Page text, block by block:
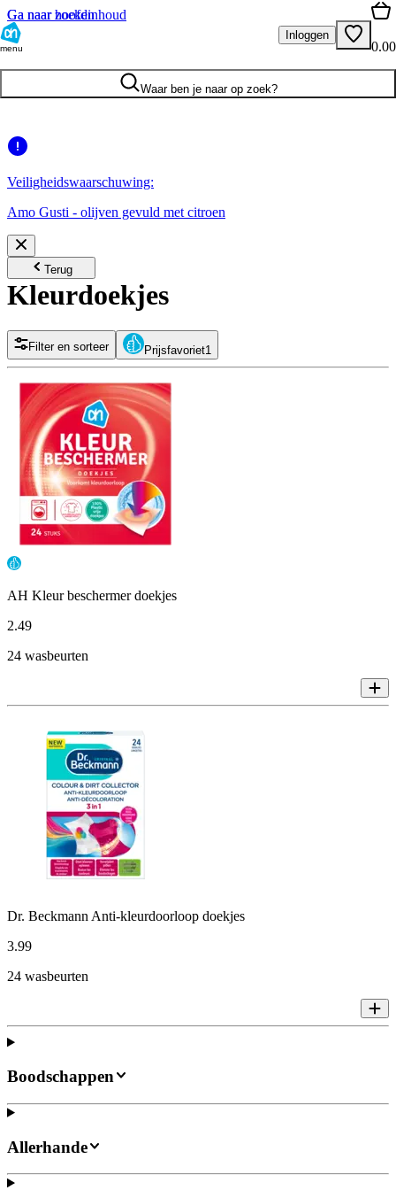
Ga naar hoofdinhoud
Ga naar zoeken
menu
Inloggen
0.00
Waar ben je naar op zoek?
Veiligheidswaarschuwing:
Amo Gusti - olijven gevuld met citroen
Terug
Kleurdoekjes
Filter en sorteer Prijsfavoriet1
AH Kleur beschermer doekjes
2.49
24 wasbeurten
Dr. Beckmann Anti-kleurdoorloop doekjes
3.99
24 wasbeurten
Boodschappen
Allerhande